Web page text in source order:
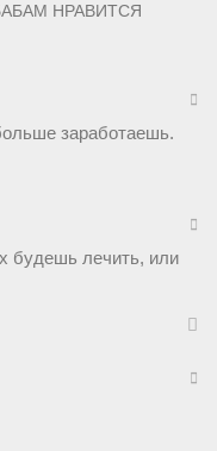
НРАВИТСЯ
заработаешь.
будешь лечить, или